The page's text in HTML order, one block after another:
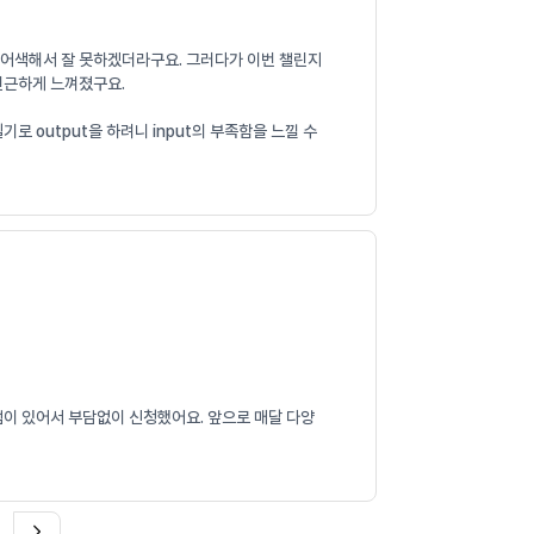
색해서 잘 못하겠더라구요. 그러다가 이번 챌린지
하게 느껴졌구요.
기로 output을 하려니 input의 부족함을 느낄 수
있어서 부담없이 신청했어요. 앞으로 매달 다양